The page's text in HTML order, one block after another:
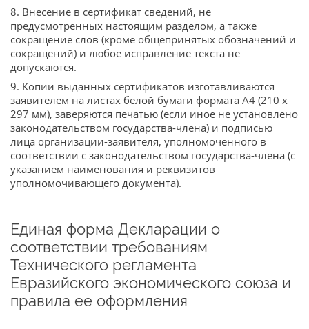
8. Внесение в сертификат сведений, не
предусмотренных настоящим разделом, а также
сокращение слов (кроме общепринятых обозначений и
сокращений) и любое исправление текста не
допускаются.
9. Копии выданных сертификатов изготавливаются
заявителем на листах белой бумаги формата A4 (210 x
297 мм), заверяются печатью (если иное не установлено
законодательством государства-члена) и подписью
лица организации-заявителя, уполномоченного в
соответствии с законодательством государства-члена (с
указанием наименования и реквизитов
уполномочивающего документа).
Единая форма Декларации о
соответствии требованиям
Технического регламента
Евразийского экономического союза и
правила ее оформления